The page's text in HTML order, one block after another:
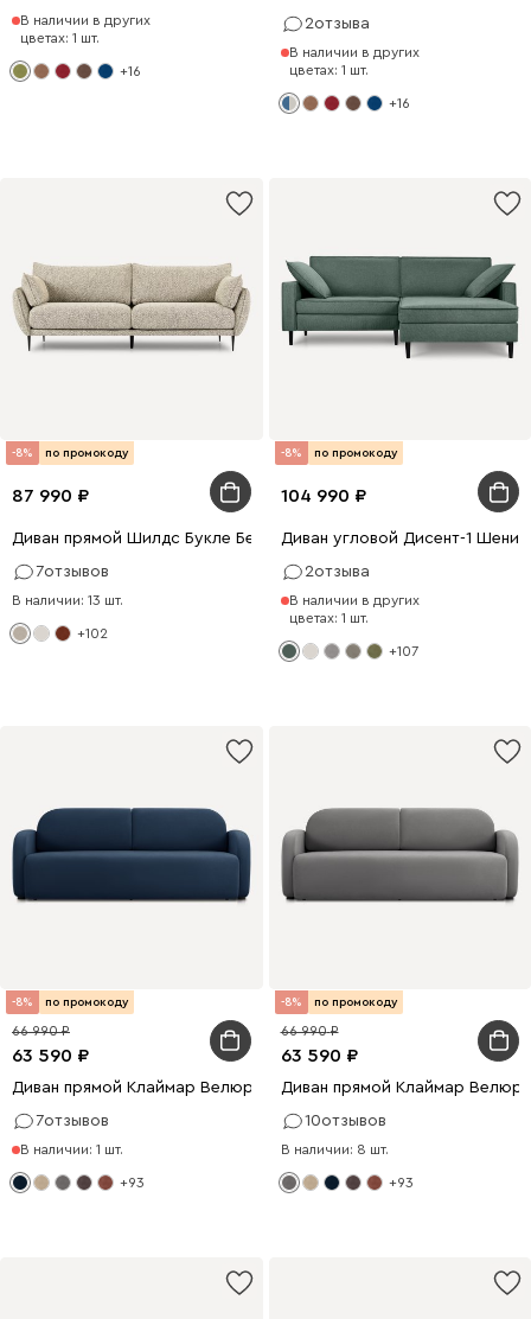
В наличии в других
цветах: 1 шт.
+16
2отзыва
В наличии в других
цветах: 1 шт.
+16
-8% по промокоду
87 990
Диван прямой Шилдс Букле Бежевый
7отзывов
В наличии: 13 шт.
+102
-8% по промокоду
104 990
Диван угловой Дисент-1
2отзыва
В наличии в других
цветах: 1 шт.
+107
-8% по промокоду
63 590
66 990
Диван прямой Клаймар Велюр Синий
7отзывов
В наличии: 1 шт.
+93
-8% по промокоду
63 590
66 990
Диван прямой Клаймар Велюр
10отзывов
В наличии: 8 шт.
+93